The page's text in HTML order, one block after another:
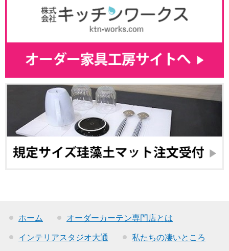
ホーム オーダーカーテン専門店とは
インテリアスタジオ大通 私たちの凄いところ